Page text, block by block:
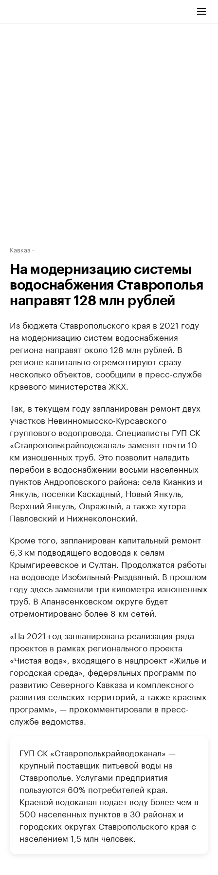
Кавказ
На модернизацию системы
водоснабжения Ставрополья
направят 128 млн рублей
Из бюджета Ставропольского края в 2021 году
на модернизацию систем водоснабжения
региона направят около 128 млн рублей. В
регионе капитально отремонтируют сразу
несколько объектов, сообщили в пресс-службе
краевого министерства ЖКХ.
Так, в текущем году запланирован ремонт двух
участков Невинномысско-Курсавского
группового водопровода. Специалисты ГУП СК
«Ставрополькрайводоканал» заменят почти 10
км изношенных труб. Это позволит наладить
перебои в водоснабжении восьми населенных
пунктов Андроповского района: села Кианкиз и
Янкуль, поселки Каскадный, Новый Янкуль,
Верхний Янкуль, Овражный, а также хутора
Павловский и Нижнеколонский.
Кроме того, запланирован капитальный ремонт
6,3 км подводящего водовода к селам
Крымгиреевское и Султан. Продолжатся работы
на водоводе Изобильный-Рыздвяный. В прошлом
году здесь заменили три километра изношенных
труб. В Апанасенковском округе будет
отремонтировано более 8 км сетей.
«На 2021 год запланирована реализация ряда
проектов в рамках регионального проекта
«Чистая вода», входящего в нацпроект «Жилье и
городская среда», федеральных программ по
развитию Северного Кавказа и комплексного
развития сельских территорий, а также краевых
программ», — прокомментировали в пресс-
службе ведомства.
ГУП СК «Ставрополькрайводоканал» —
крупный поставщик питьевой воды на
Ставрополье. Услугами предприятия
пользуются 60% потребителей края.
Краевой водоканал подает воду более чем в
500 населенных пунктов в 30 районах и
городских округах Ставропольского края с
населением 1,5 млн человек.